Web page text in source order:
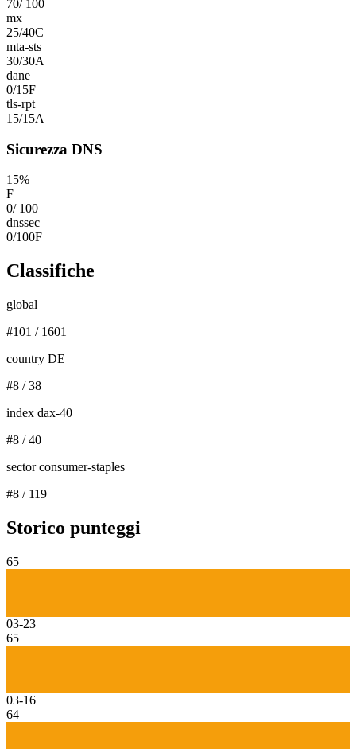
70/ 100
mx
25/40C
mta-sts
30/30A
dane
0/15F
tls-rpt
15/15A
Sicurezza DNS
15%
F
0/ 100
dnssec
0/100F
Classifiche
global
#101 / 1601
country DE
#8 /38
index dax-40
#8 /40
sector consumer-staples
#8 / 119
Storico punteggi
65
03-23
65
03-16
64